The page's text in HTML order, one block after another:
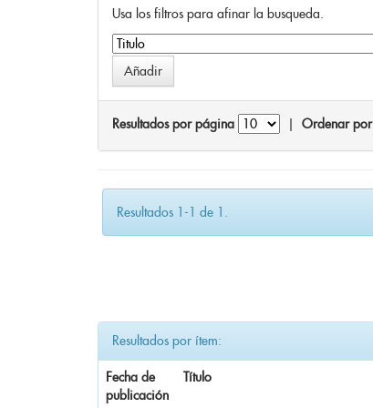
Usa los filtros para afinar la busqueda.
Resultados por página Ordenar por
Resultados 1-1 de 1.
Resultados por ítem:
Fecha de
publicación
Título